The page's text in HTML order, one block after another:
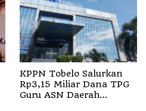
KPPN Tobelo Salurkan
Rp3,15 Miliar Dana TPG
Guru ASN Daerah